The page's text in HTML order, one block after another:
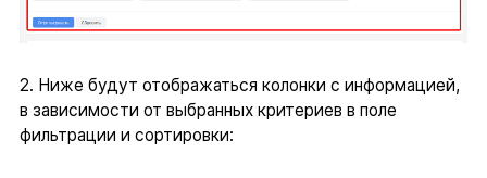
2. Ниже будут отображаться колонки с информацией,
в зависимости от выбранных критериев в поле
фильтрации и сортировки: